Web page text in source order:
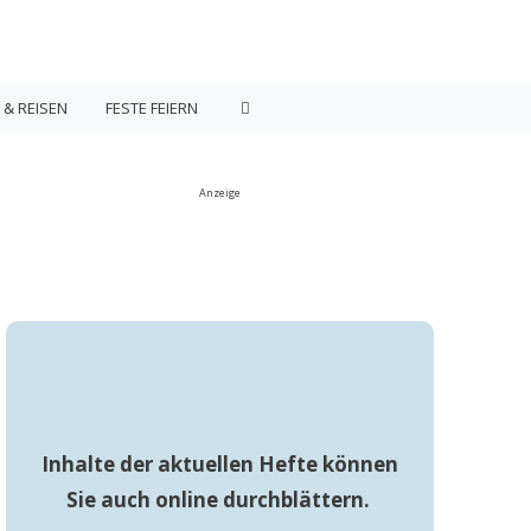
REISEN FESTE FEIERN
Anzeige
Inhalte der aktuellen Hefte können
Sie auch online durchblättern.